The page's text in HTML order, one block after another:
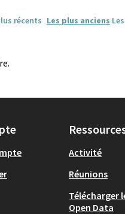
récents Les plus anciens
Activité
Réunions
Télécharger
Open Data